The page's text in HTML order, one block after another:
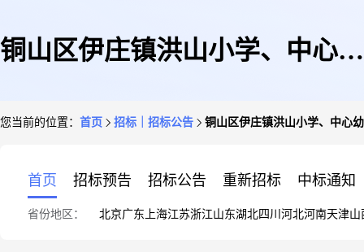
铜山区伊庄镇洪山小学、中心幼
您当前的位置： 首页 招标｜招标公告 铜山区伊庄镇洪山小学、中心
首页 招标预告 招标公告 重新招标 中标通知
省份地区： 北京广东 上海江苏浙江山东湖北四川 河北河南天津山